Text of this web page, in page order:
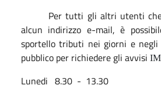
Per tutti gli altri utenti
alcun indirizzo e-mail, è
sportello tributi nei giorni e
pubblico per richiedere gli avvisi
Lunedi 8.30 - 13.30